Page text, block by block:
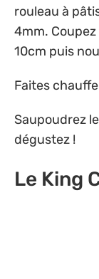
rouleau à
4mm.
10cm puis
Faites
Saupoudrez
dégustez !
Le King